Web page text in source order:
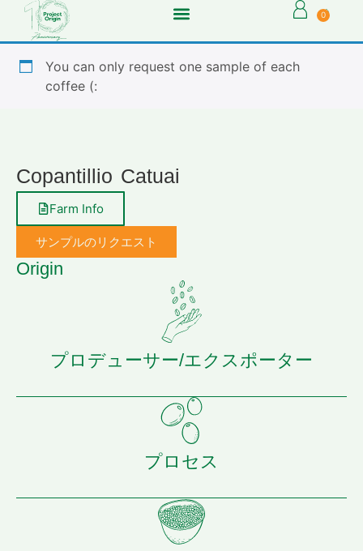
0
You can only request one sample of each
coffee (:
Copantillio Catuai
Farm Info
サンプルのリクエスト
Origin
プロデューサー/エクスポーター
プロセス